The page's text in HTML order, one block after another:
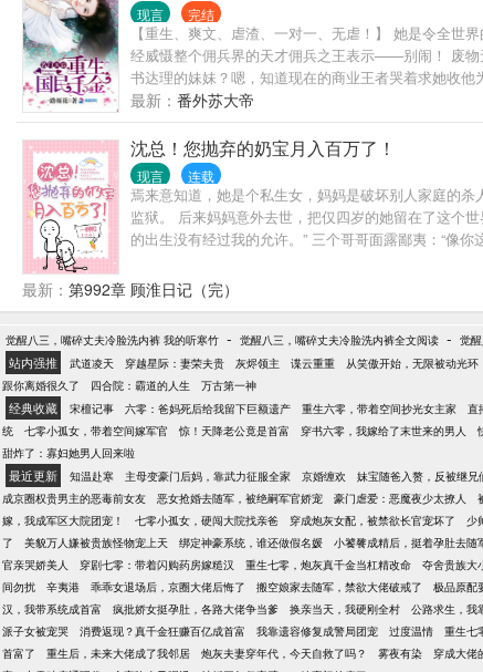
现言 完结
【重生、爽文、虐渣、一对一、无虐！】 她是令全
经威慑整个佣兵界的天才佣兵之王表示——别闹！ 废物
书达理的妹妹？嗯，知道现在的商业王者哭着求她收
技并存，她是圈中人人向往的女神。 【一朝重生，再
圈，顺便征服征服一下某人。 *** 【小剧场】 老爷子
儿。 苏小（家）姐（主）：……
最新： 番外苏大帝
沈总！您抛弃的奶宝月入百万了！
现言 连载
焉来意知道，她是个私生女，妈妈是破坏别人家庭的
监狱。 后来妈妈意外去世，把仅四岁的她留在了这个
的出生没有经过我的允许。” 三个哥哥面露鄙夷：“像
胆的顾小爷，顾小爷高傲地拉着她的手：“我带着你长
最新： 第992章 顾淮日记（完）
觉醒八三，嘴碎丈夫冷脸洗内裤 我的听寒竹 - 觉醒八三，嘴碎丈夫冷脸洗内裤全文阅读 - 觉
站内强推 武道凌天 穿越星际：妻荣夫贵 灰烬领主 谍云重重 从笑傲开始，无限被动光环
跟你离婚很久了
四合院：霸道的人生 万古第一神
经典收藏 宋檀记事 六零：爸妈死后给我留下巨额遗产 重生六零，带着空间抄光女主家 直
统
七零小孤女，带着空间嫁军官 惊！天降老公竟是首富 穿书六零，我嫁给了末世来的男人
甜炸了：寡妇她男人回来啦
最近更新 知温赴寒 主母变豪门后妈，靠武力征服全家 京婚缠欢 妹宝随爸入赘，反被继兄
成京圈权贵男主的恶毒前女友
恶女抢婚去随军，被绝嗣军官娇宠 豪门虐爱：恶魔夜少太撩人
嫁，我成军区大院团宠！
七零小孤女，硬闯大院找亲爸 穿成炮灰女配，被禁欲长官宠坏了 少
了
美貌万人嫌被贵族怪物宠上天 绑定神豪系统，谁还做假名媛 小饕餮成精后，挺着孕肚去随
官亲哭娇美人
穿剧七零：带着闪购药房嫁糙汉 重生七零，炮灰真千金当杠精改命 夺舍贵族大
间勿扰
辛夷港 乖乖女退场后，京圈大佬后悔了 搬空娘家去随军，禁欲大佬破戒了 极品原配
汉，我带系统成首富
疯批娇女挺孕肚，各路大佬争当爹 换亲当天，我硬刚全村 公路求生，我
派子女被宠哭
消费返现？真千金狂赚百亿成首富 我靠遗容修复成警局团宠 过度温情 重生七
首富了
重生后，未来大佬成了我邻居 炮灰夫妻穿年代，今天自救了吗？ 雾夜有染 穿成大佬